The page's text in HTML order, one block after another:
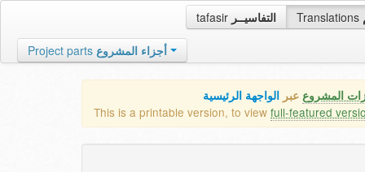
tafasir التفاسيــر Translations
Project parts أجزاء المشروع
المشروع عبر الواجهة الرئيسية
This is a printable version, to view full-featured